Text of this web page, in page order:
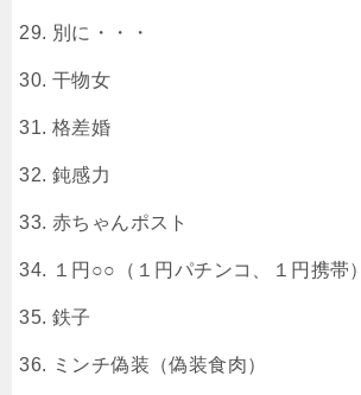
別に・・・
干物女
格差婚
鈍感力
赤ちゃんポスト
１円○○（１円パチンコ、１円携帯）
鉄子
ミンチ偽装（偽装食肉）